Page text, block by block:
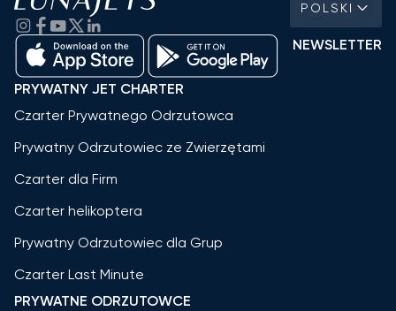
POLSKI
NEWSLETTER
PRYWATNY JET CHARTER
Czarter Prywatnego Odrzutowca
Prywatny Odrzutowiec ze Zwierzętami
Czarter dla Firm
Czarter helikoptera
Prywatny Odrzutowiec dla Grup
Czarter Last Minute
PRYWATNE ODRZUTOWCE